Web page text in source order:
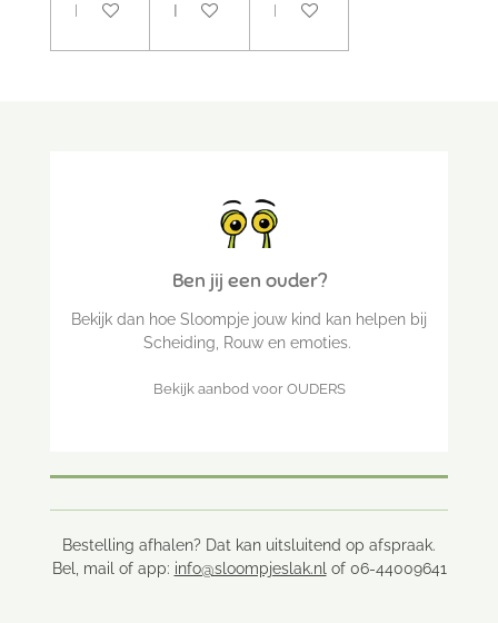
In winkelwagenIn winkelwagenIn winkelwagen
Ben jij een ouder?
Bekijk dan hoe Sloompje jouw kind kan helpen bij
Scheiding, Rouw en emoties.
Bekijk aanbod voor OUDERS
Bestelling afhalen? Dat kan uitsluitend op afspraak.
Bel, mail of app: info@sloompjeslak.nl of 06-44009641